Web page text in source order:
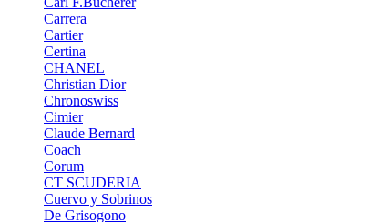
Carrera
Cartier
Certina
CHANEL
Christian Dior
Chronoswiss
Cimier
Claude Bernard
Coach
Corum
CT SCUDERIA
Cuervo y Sobrinos
De Grisogono